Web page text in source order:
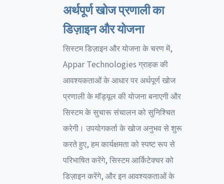
अर्थपूर्ण खोज प्रणाली का
डिज़ाइन और योजना
सिस्टम डिज़ाइन और योजना के चरण में,
Appar Technologies ग्राहक की
आवश्यकताओं के आधार पर अर्थपूर्ण खोज
प्रणाली के मॉड्यूल की योजना बनाएगी और
सिस्टम के सुचारू संचालन को सुनिश्चित
करेगी। उपयोगकर्ता के खोज अनुभव से शुरू
करते हुए, हम कार्यक्षमता को स्पष्ट रूप से
परिभाषित करेंगे, सिस्टम आर्किटेक्चर को
डिज़ाइन करेंगे, और इन आवश्यकताओं के